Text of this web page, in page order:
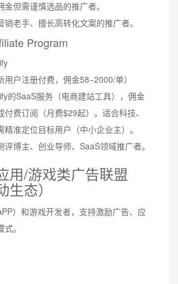
但需谨慎选品的推广者。
老手、擅长高转化文案的推广者。
Program
用户注册付费，佣金58−2000/单）
的SaaS服务（电商建站工具），佣金
费订阅（月费$29起）。适合科技、
准定位目标用户（中小企业主）。
博主、创业导师、SaaS领域推广者。
用/游戏类广告联盟
生态）
）和游戏开发者，支持激励广告、应
。